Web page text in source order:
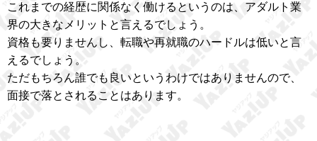
これまでの経歴に関係なく働けるというのは、アダルト業
界の大きなメリットと言えるでしょう。
資格も要りませんし、転職や再就職のハードルは低いと言
えるでしょう。
ただもちろん誰でも良いというわけではありませんので、
面接で落とされることはあります。